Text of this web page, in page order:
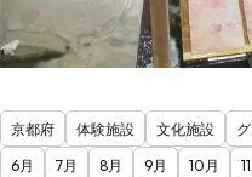
京都府 体験施設 文化施設
6月
7月 8月 9月 10月